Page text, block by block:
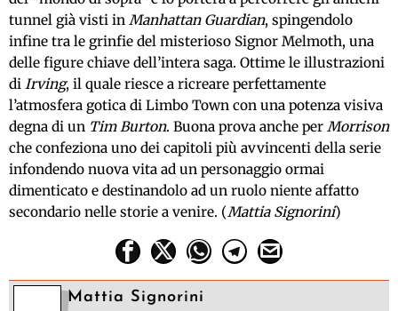
tunnel già visti in Manhattan Guardian, spingendolo
infine tra le grinfie del misterioso Signor Melmoth, una
delle figure chiave dell’intera saga. Ottime le illustrazioni
di Irving, il quale riesce a ricreare perfettamente
l’atmosfera gotica di Limbo Town con una potenza visiva
degna di un Tim Burton. Buona prova anche per Morrison
che confeziona uno dei capitoli più avvincenti della serie
infondendo nuova vita ad un personaggio ormai
dimenticato e destinandolo ad un ruolo niente affatto
secondario nelle storie a venire. (Mattia Signorini)
Mattia Signorini